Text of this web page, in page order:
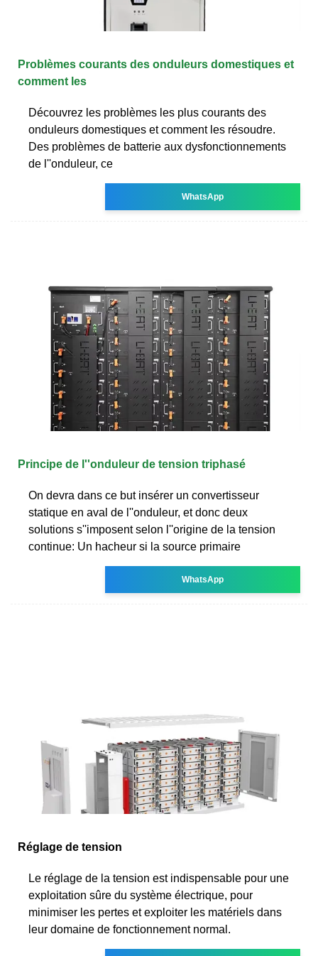
Problèmes courants des onduleurs domestiques et
comment les
Découvrez les problèmes les plus courants des
onduleurs domestiques et comment les résoudre.
Des problèmes de batterie aux dysfonctionnements
de l''onduleur, ce
WhatsApp
Principe de l''onduleur de tension triphasé
On devra dans ce but insérer un convertisseur
statique en aval de l''onduleur, et donc deux
solutions s''imposent selon l''origine de la tension
continue: Un hacheur si la source primaire
WhatsApp
Réglage de tension
Le réglage de la tension est indispensable pour une
exploitation sûre du système électrique, pour
minimiser les pertes et exploiter les matériels dans
leur domaine de fonctionnement normal.